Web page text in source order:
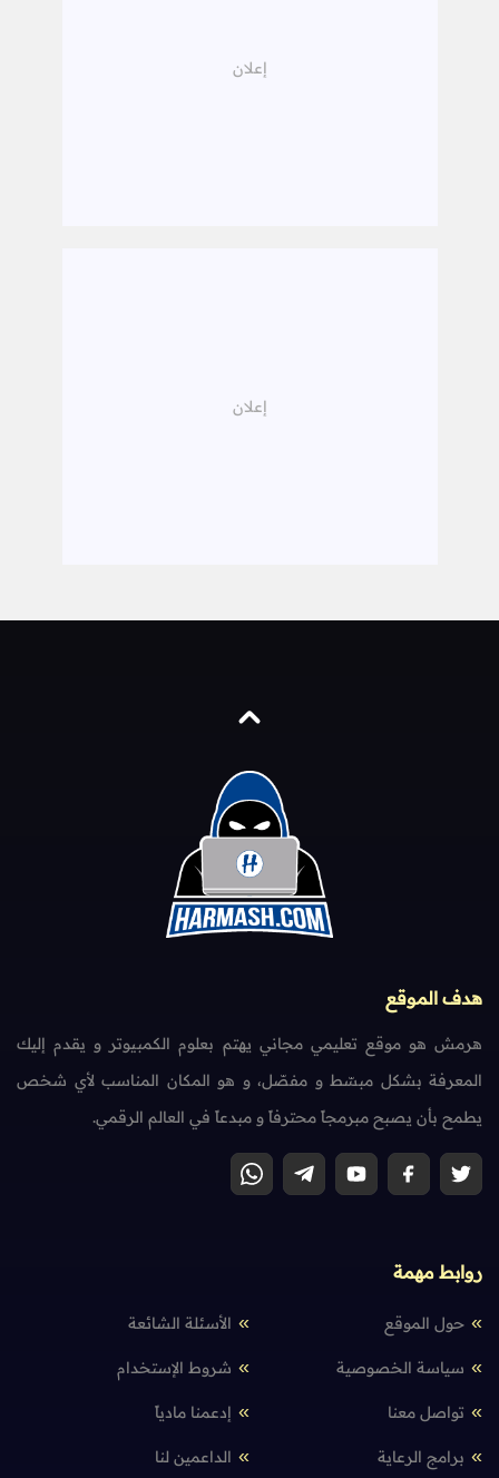
هدف الموقع
هرمش هو موقع تعليمي مجاني يهتم بعلوم الكمبيوتر و يقدم إليك
المعرفة بشكل مبسّط و مفصّل، و هو المكان المناسب لأي شخص
يطمح بأن يصبح مبرمجاً محترفاً و مبدعاً في العالم الرقمي.
روابط مهمة
حول الموقع الأسئلة الشائعة
سياسة الخصوصية شروط الإستخدام
تواصل معنا إدعمنا مادياً
برامج الرعاية الداعمين لنا